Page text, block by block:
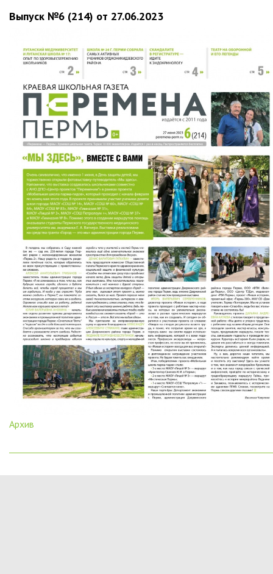
Выпуск №6 (214) от 27.06.2023
Архив